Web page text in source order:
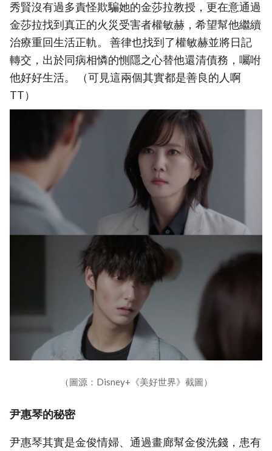
秀賢沒有過多責怪欺騙她的金莎拉教授，更在意通過
金莎拉找到真正的火災受害者權敏赫，希望幫他繼續
治療重回生活正軌。 善律也找到了權敏赫並將日記
轉交，出於同病相憐的惻隱之心替他還清債務，囑咐
他好好生活。 （可見這兩個其實都是善良的人啊
TT）
（圖源：Disney+《美好世界》截圖）
尹惠琴的秘密
尹惠琴其實是金俊情婦、通過畫廊幫金俊洗錢，患有